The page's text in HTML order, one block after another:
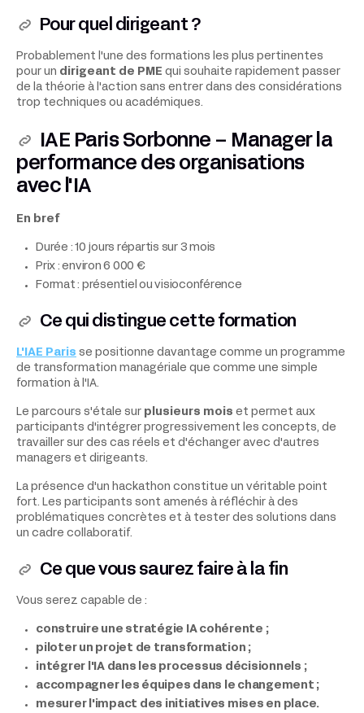
Pour quel dirigeant ?
Probablement l'une des formations les plus pertinentes
pour un dirigeant de PME qui souhaite rapidement passer
de la théorie à l'action sans entrer dans des considérations
trop techniques ou académiques.
IAE Paris Sorbonne – Manager la
performance des organisations
avec l'IA
En bref
Durée : 10 jours répartis sur 3 mois
Prix : environ 6 000 €
Format : présentiel ou visioconférence
Ce qui distingue cette formation
L'IAE Paris se positionne davantage comme un programme
de transformation managériale que comme une simple
formation à l'IA.
Le parcours s'étale sur plusieurs mois et permet aux
participants d'intégrer progressivement les concepts, de
travailler sur des cas réels et d'échanger avec d'autres
managers et dirigeants.
La présence d'un hackathon constitue un véritable point
fort. Les participants sont amenés à réfléchir à des
problématiques concrètes et à tester des solutions dans
un cadre collaboratif.
Ce que vous saurez faire à la fin
Vous serez capable de :
construire une stratégie IA cohérente ;
piloter un projet de transformation ;
intégrer l'IA dans les processus décisionnels ;
accompagner les équipes dans le changement ;
mesurer l'impact des initiatives mises en place.